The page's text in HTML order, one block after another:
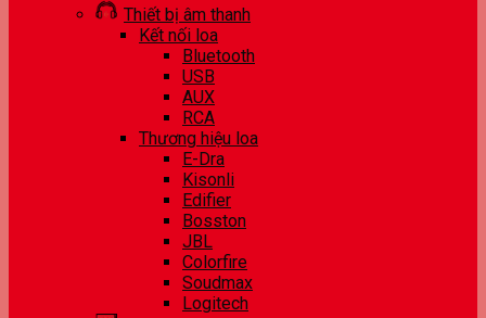
Thiết bị âm thanh
Kết nối loa
Bluetooth
USB
AUX
RCA
Thương hiệu loa
E-Dra
Kisonli
Edifier
Bosston
JBL
Colorfire
Soudmax
Logitech